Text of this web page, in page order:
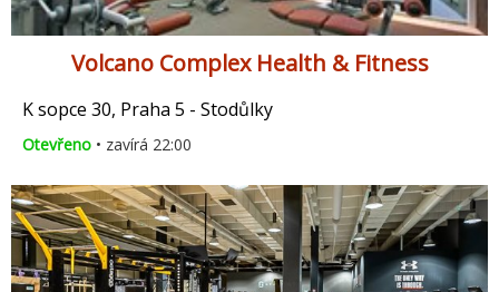
Volcano Complex Health & Fitness
K sopce 30, Praha 5 - Stodůlky
Otevřeno • zavírá 22:00